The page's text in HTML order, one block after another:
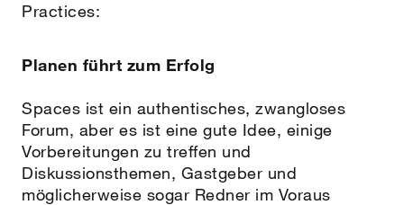
Practices:
Planen führt zum Erfolg
Spaces ist ein authentisches, zwangloses
Forum, aber es ist eine gute Idee, einige
Vorbereitungen zu treffen und
Diskussionsthemen, Gastgeber und
möglicherweise sogar Redner im Voraus